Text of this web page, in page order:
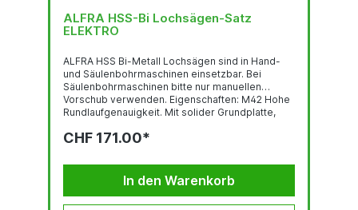
ALFRA HSS-Bi Lochsägen-Satz
ELEKTRO
ALFRA HSS Bi-Metall Lochsägen sind in Hand-
und Säulenbohrmaschinen einsetzbar. Bei
Säulenbohrmaschinen bitte nur manuellen
Vorschub verwenden. Eigenschaften: M42 Hohe
Rundlaufgenauigkeit. Mit solider Grundplatte,
Stabilität sowie Rundlauf- und
und Schnittwinkeln sowie Kombiverzahnung 4/6
ZpZ. Diese variable Zahnteilung sorgt für
gleichmäßigeren Schnitt,...
CHF 171.00*
In den Warenkorb